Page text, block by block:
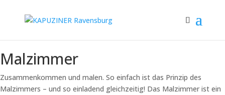
Malzimmer
Zusammenkommen und malen. So einfach ist das Prinzip des
Malzimmers – und so einladend gleichzeitig! Das Malzimmer ist ein